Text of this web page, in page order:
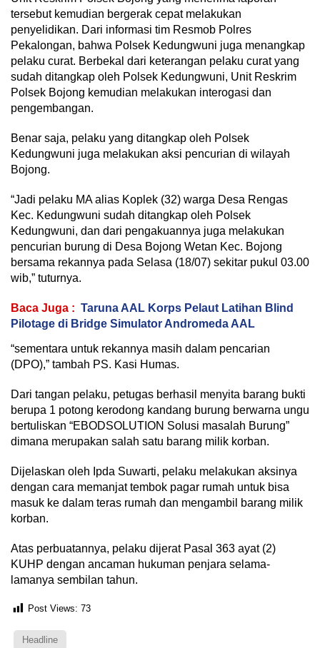
tersebut kemudian bergerak cepat melakukan
penyelidikan. Dari informasi tim Resmob Polres
Pekalongan, bahwa Polsek Kedungwuni juga menangkap
pelaku curat. Berbekal dari keterangan pelaku curat yang
sudah ditangkap oleh Polsek Kedungwuni, Unit Reskrim
Polsek Bojong kemudian melakukan interogasi dan
pengembangan.
Benar saja, pelaku yang ditangkap oleh Polsek
Kedungwuni juga melakukan aksi pencurian di wilayah
Bojong.
“Jadi pelaku MA alias Koplek (32) warga Desa Rengas
Kec. Kedungwuni sudah ditangkap oleh Polsek
Kedungwuni, dan dari pengakuannya juga melakukan
pencurian burung di Desa Bojong Wetan Kec. Bojong
bersama rekannya pada Selasa (18/07) sekitar pukul 03.00
wib,” tuturnya.
Baca Juga : Taruna AAL Korps Pelaut Latihan Blind
Pilotage di Bridge Simulator Andromeda AAL
“sementara untuk rekannya masih dalam pencarian
(DPO),” tambah PS. Kasi Humas.
Dari tangan pelaku, petugas berhasil menyita barang bukti
berupa 1 potong kerodong kandang burung berwarna ungu
bertuliskan “EBODSOLUTION Solusi masalah Burung”
dimana merupakan salah satu barang milik korban.
Dijelaskan oleh Ipda Suwarti, pelaku melakukan aksinya
dengan cara memanjat tembok pagar rumah untuk bisa
masuk ke dalam teras rumah dan mengambil barang milik
korban.
Atas perbuatannya, pelaku dijerat Pasal 363 ayat (2)
KUHP dengan ancaman hukuman penjara selama-
lamanya sembilan tahun.
Post Views: 73
Headline